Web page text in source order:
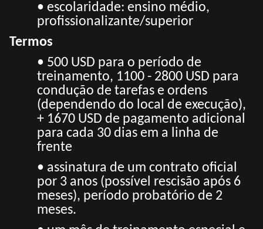
• escolaridade: ensino médio,
profissionalizante/superior
Termos
• 500 USD para o período de
treinamento, 1100 - 2800 USD para
condução de tarefas e ordens
(dependendo do local de execução),
+ 1670 USD de pagamento adicional
para cada 30 dias em a linha de
frente
• assinatura de um contrato oficial
por 3 anos (possível rescisão após 6
meses), período probatório de 2
meses.